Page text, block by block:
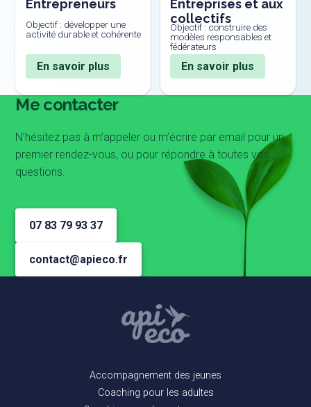
Entrepreneurs
Objectif : développer une
activité durable et cohérente
En savoir plus
Entreprises et aux
collectifs
Objectif : construire des
modèles responsables et
fédérateurs
En savoir plus
Me contacter
N’hésitez pas à m’appeler ou m’écrire par email pour un
premier rendez-vous, ou pour répondre à toutes vos
questions.
07 83 79 93 37
contact@apieco.fr
Accompagnement des jeunes
Coaching pour les adultes